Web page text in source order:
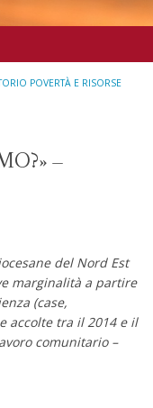
POVERTÀ E RISORSE
–
del Nord Est
marginalità a partire
(case,
accolte tra il 2014 e il
comunitario –